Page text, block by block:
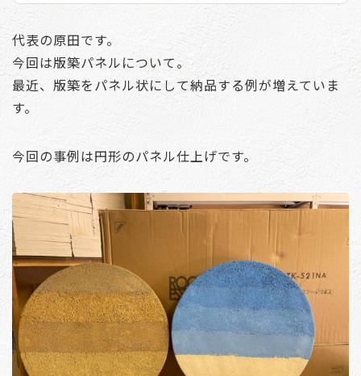
代表の原田です。
今回は版築パネルについて。
最近、版築をパネル状にして納品する例が増えていま
す。
今回の事例は円形のパネル仕上げです。